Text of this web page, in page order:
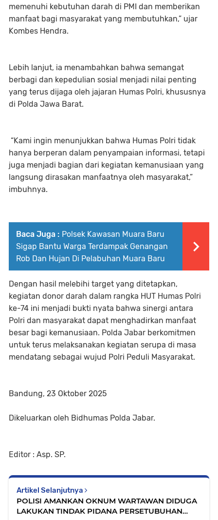
memenuhi kebutuhan darah di PMI dan memberikan
manfaat bagi masyarakat yang membutuhkan,” ujar
Kombes Hendra.
Lebih lanjut, ia menambahkan bahwa semangat
berbagi dan kepedulian sosial menjadi nilai penting
yang terus dijaga oleh jajaran Humas Polri, khususnya
di Polda Jawa Barat.
“Kami ingin menunjukkan bahwa Humas Polri tidak
hanya berperan dalam penyampaian informasi, tetapi
juga menjadi bagian dari kegiatan kemanusiaan yang
langsung dirasakan manfaatnya oleh masyarakat,”
imbuhnya.
Baca Juga : Polsek Kawasan Muara Baru
Sigap Bantu Warga Terdampak Genangan
Rob Dan Hujan Di Pelabuhan Muara Baru
Dengan hasil melebihi target yang ditetapkan,
kegiatan donor darah dalam rangka HUT Humas Polri
ke-74 ini menjadi bukti nyata bahwa sinergi antara
Polri dan masyarakat dapat menghadirkan manfaat
besar bagi kemanusiaan. Polda Jabar berkomitmen
untuk terus melaksanakan kegiatan serupa di masa
mendatang sebagai wujud Polri Peduli Masyarakat.
Bandung, 23 Oktober 2025
Dikeluarkan oleh Bidhumas Polda Jabar.
Editor : Asp. SP.
Artikel Selanjutnya
POLISI AMANKAN OKNUM WARTAWAN DIDUGA
LAKUKAN TINDAK PIDANA PERSETUBUHAN